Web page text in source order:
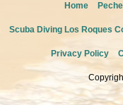
Home
Scuba Diving Los Roques
Privacy Policy